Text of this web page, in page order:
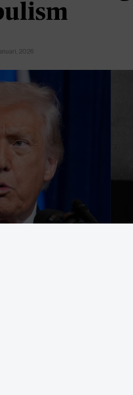
2026